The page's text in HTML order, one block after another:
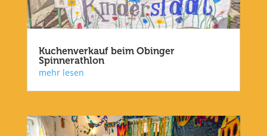
Kuchenverkauf beim Obinger
Spinnerathlon
mehr lesen